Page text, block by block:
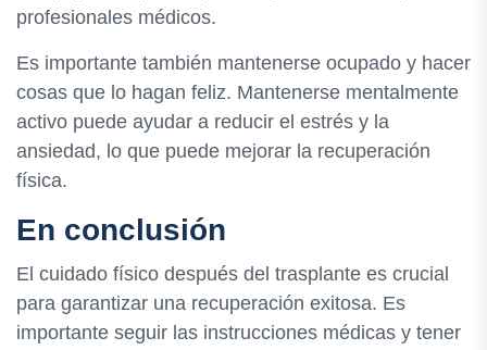
profesionales médicos.
Es importante también mantenerse ocupado y hacer
cosas que lo hagan feliz. Mantenerse mentalmente
activo puede ayudar a reducir el estrés y la
ansiedad, lo que puede mejorar la recuperación
física.
En conclusión
El cuidado físico después del trasplante es crucial
para garantizar una recuperación exitosa. Es
importante seguir las instrucciones médicas y tener